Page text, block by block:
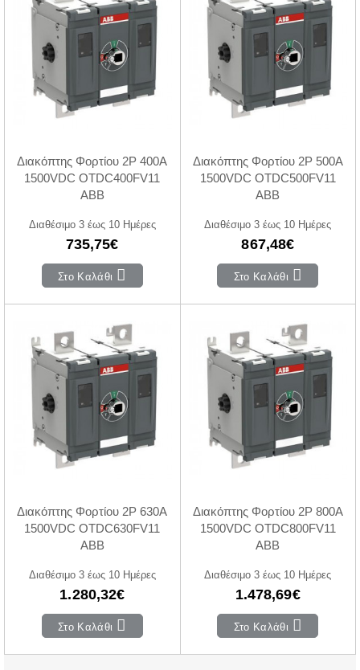
Διακόπτης Φορτίου 2P 400A
1500VDC OTDC400FV11
ABB
Διαθέσιμο 3 έως 10 Ημέρες
735,75€
Στο Καλάθι
Διακόπτης Φορτίου 2P 500A
1500VDC OTDC500FV11
ABB
Διαθέσιμο 3 έως 10 Ημέρες
867,48€
Στο Καλάθι
Διακόπτης Φορτίου 2P 630A
1500VDC OTDC630FV11
ABB
Διαθέσιμο 3 έως 10 Ημέρες
1.280,32€
Στο Καλάθι
Διακόπτης Φορτίου 2P 800A
1500VDC OTDC800FV11
ABB
Διαθέσιμο 3 έως 10 Ημέρες
1.478,69€
Στο Καλάθι